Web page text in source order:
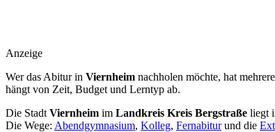
Anzeige
Wer das Abitur in Viernheim nachholen möchte, hat
hängt von Zeit, Budget und Lerntyp ab.
Die Stadt Viernheim im Landkreis Kreis Bergstraße liegt
Die Wege: Abendgymnasium, Kolleg, Fernabiturund die